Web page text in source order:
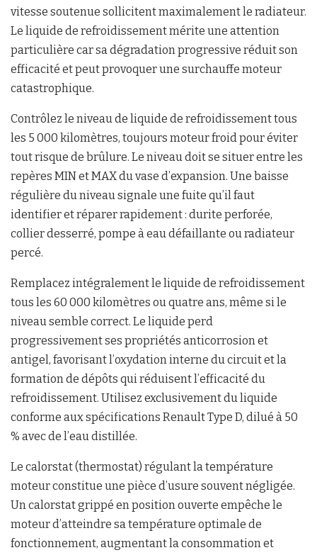
vitesse soutenue sollicitent maximalement le radiateur.
Le liquide de refroidissement mérite une attention
particulière car sa dégradation progressive réduit son
efficacité et peut provoquer une surchauffe moteur
catastrophique.
Contrôlez le niveau de liquide de refroidissement tous
les 5 000 kilomètres, toujours moteur froid pour éviter
tout risque de brûlure. Le niveau doit se situer entre les
repères MIN et MAX du vase d’expansion. Une baisse
régulière du niveau signale une fuite qu’il faut
identifier et réparer rapidement : durite perforée,
collier desserré, pompe à eau défaillante ou radiateur
percé.
Remplacez intégralement le liquide de refroidissement
tous les 60 000 kilomètres ou quatre ans, même si le
niveau semble correct. Le liquide perd
progressivement ses propriétés anticorrosion et
antigel, favorisant l’oxydation interne du circuit et la
formation de dépôts qui réduisent l’efficacité du
refroidissement. Utilisez exclusivement du liquide
conforme aux spécifications Renault Type D, dilué à 50
% avec de l’eau distillée.
Le calorstat (thermostat) régulant la température
moteur constitue une pièce d’usure souvent négligée.
Un calorstat grippé en position ouverte empêche le
moteur d’atteindre sa température optimale de
fonctionnement, augmentant la consommation et